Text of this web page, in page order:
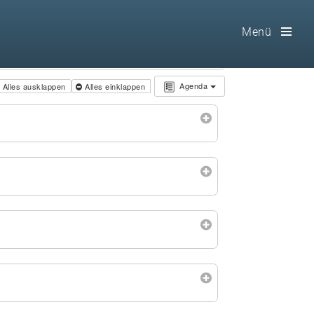
Home
Freimaurerei
Leitgedanken
Selbstverständnis
Menü
Agenda
Alles einklappen
Alles ausklappen